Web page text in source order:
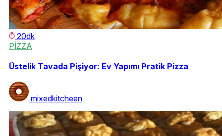
20dk
PİZZA
Üstelik Tavada Pişiyor: Ev Yapımı Pratik Pizza
mixedkitcheen